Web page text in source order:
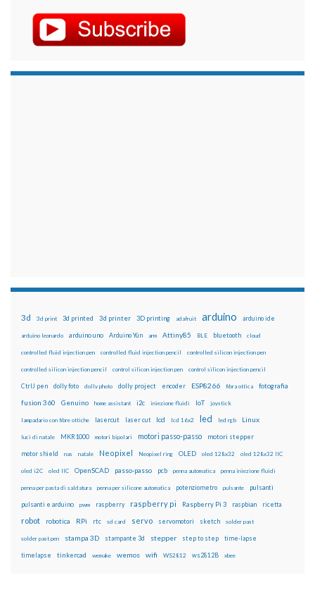
3d 3d print 3d printed 3d printer 3D printing adafruit arduino arduino ide
arduino leonardo arduino uno Arduino Yún arm Attiny85 BLE bluetooth cloud
controlled fluid injection pen controlled fluid injection pencil controlled silicon injection pen
controlled silicon injection pencil control silicon injection pen control silicon injection pencil
CtrlJ pen dolly foto dolly photo dolly project encoder ESP8266 fibra ottica fotografia
fusion 360 Genuino home assistant i2c iniezione fluidi IoT joystick
lampadario con fibre ottiche lasercut laser cut lcd lcd 16x2 led led rgb Linux
luci di natale MKR1000 motori bipolari motori passo-passo motori stepper
motor shield nas natale Neopixel Neopixel ring OLED oled 128x32 oled 128x32 IIC
oled i2C oled IIC OpenSCAD passo-passo pcb penna automatica penna iniezione fluidi
penna per pasta di saldatura penna per silicone automatica potenziometro pulsante pulsanti
pulsanti e arduino pwm raspberry raspberry pi Raspberry Pi 3 raspbian ricetta
robot robotica RPi rtc sd card servo servomotori sketch solder past
solder past pen stampa 3D stampante 3d stepper step to step time-lapse
timelapse tinkercad wemake wemos wifi WS2812 ws2812B xbee